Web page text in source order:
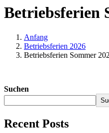
Betriebsferien
Anfang
Betriebsferien 2026
Betriebsferien Sommer
Suchen
Recent Posts